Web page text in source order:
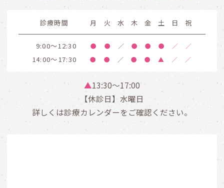
診療時間 月 火 水 木 金 土 日 祝
9:00～12:30 ● ● ／ ● ● ● ／ ／
14:00～17:30 ● ● ／ ● ● ▲ ／ ／
▲13:30〜17:00
【休診日】水曜日
詳しくは診療カレンダーをご確認ください。